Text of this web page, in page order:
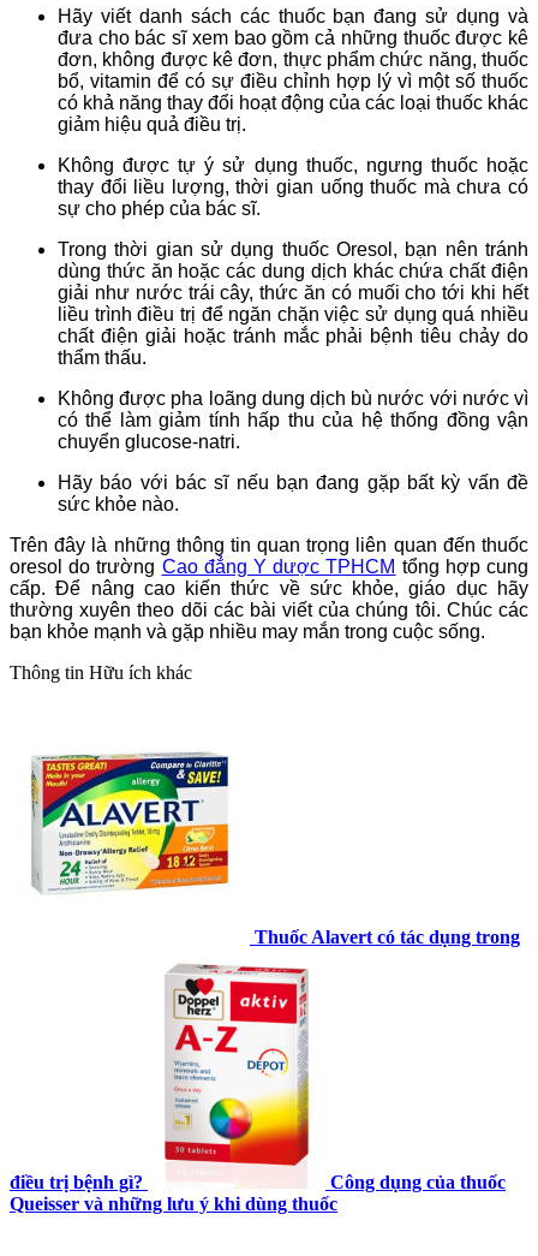
Hãy viết danh sách các thuốc bạn đang sử dụng và
đưa cho bác sĩ xem bao gồm cả những thuốc được kê
đơn, không được kê đơn, thực phẩm chức năng, thuốc
bổ, vitamin để có sự điều chỉnh hợp lý vì một số thuốc
có khả năng thay đổi hoạt động của các loại thuốc khác
giảm hiệu quả điều trị.
Không được tự ý sử dụng thuốc, ngưng thuốc hoặc
thay đổi liều lượng, thời gian uống thuốc mà chưa có
sự cho phép của bác sĩ.
Trong thời gian sử dụng thuốc Oresol, bạn nên tránh
dùng thức ăn hoặc các dung dịch khác chứa chất điện
giải như nước trái cây, thức ăn có muối cho tới khi hết
liều trình điều trị để ngăn chặn việc sử dụng quá nhiều
chất điện giải hoặc tránh mắc phải bệnh tiêu chảy do
thẩm thấu.
Không được pha loãng dung dịch bù nước với nước vì
có thể làm giảm tính hấp thu của hệ thống đồng vận
chuyển glucose-natri.
Hãy báo với bác sĩ nếu bạn đang gặp bất kỳ vấn đề
sức khỏe nào.
Trên đây là những thông tin quan trọng liên quan đến thuốc
oresol do trường Cao đẳng Y dược TPHCM tổng hợp cung
cấp. Để nâng cao kiến thức về sức khỏe, giáo dục hãy
thường xuyên theo dõi các bài viết của chúng tôi. Chúc các
bạn khỏe mạnh và gặp nhiều may mắn trong cuộc sống.
Thông tin Hữu ích khác
Thuốc Alavert có tác dụng trong
điều trị bệnh gì?
Công dụng của thuốc
Queisser và những lưu ý khi dùng thuốc